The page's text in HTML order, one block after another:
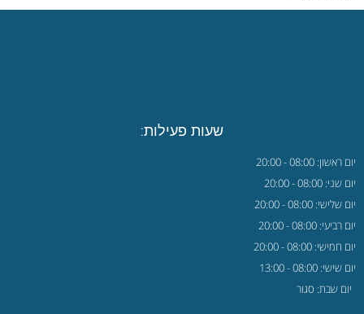
שעות פעילות:
יום ראשון: 08:00 - 20:00
יום שני: 08:00 - 20:00
יום שלישי: 08:00 - 20:00
יום רביעי: 08:00 - 20:00
יום חמישי: 08:00 - 20:00
יום שישי: 08:00 - 13:00
יום שבת: סגור